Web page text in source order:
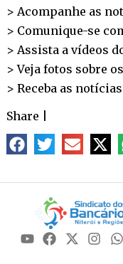
> Acompanhe as
> Comunique-se
> Assista a vídeos
> Veja fotos sobre
> Receba as
Share